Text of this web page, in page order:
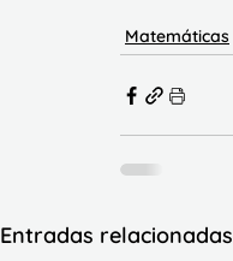
Matemáticas
Entradas relacionadas